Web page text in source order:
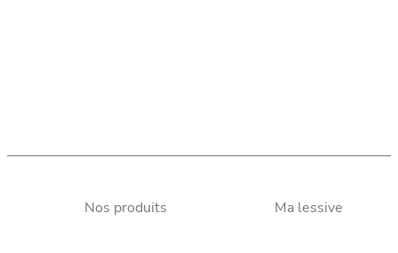
Nos produits Ma lessive